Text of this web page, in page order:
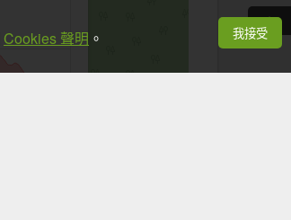
Cookies 聲明 。 我接受